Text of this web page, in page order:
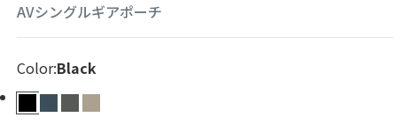
AVシングルギアポーチ
Color:Black
BLKINDGCHARSAND